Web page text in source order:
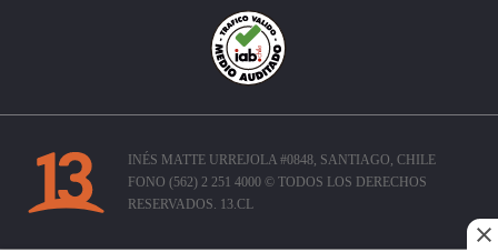
INÉS MATTE URREJOLA #0848, SANTIAGO, CHILE
FONO (562) 2 251 4000 © TODOS LOS DERECHOS
RESERVADOS. 13.CL